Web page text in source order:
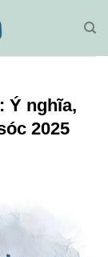
Ý nghĩa,
2025